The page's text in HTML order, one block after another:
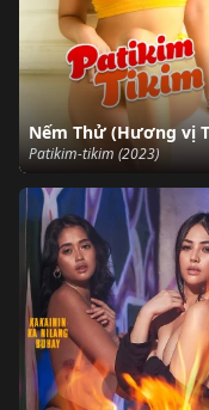
Patikim-tikim (2023)